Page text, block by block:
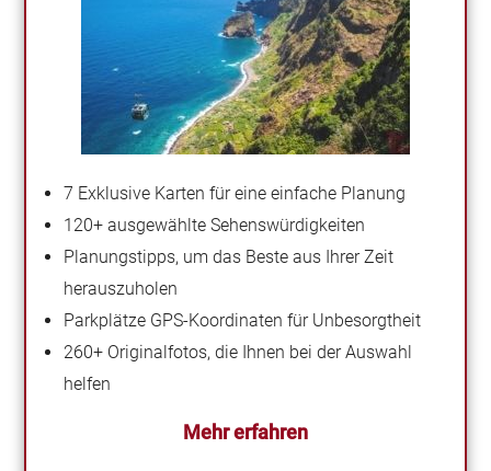
7 Exklusive Karten für eine einfache Planung
120+ ausgewählte Sehenswürdigkeiten
Planungstipps, um das Beste aus Ihrer Zeit
herauszuholen
Parkplätze GPS-Koordinaten für Unbesorgtheit
260+ Originalfotos, die Ihnen bei der Auswahl
helfen
Mehr erfahren